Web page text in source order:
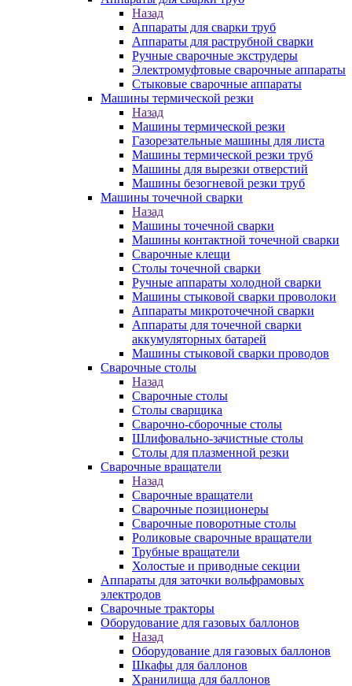
Назад
Аппараты для сварки труб
Аппараты для раструбной сварки
Ручные сварочные экструдеры
Электромуфтовые сварочные аппараты
Стыковые сварочные аппараты
Машины термической резки
Назад
Машины термической резки
Газорезательные машины для листа
Машины термической резки труб
Машины для вырезки отверстий
Машины безогневой резки труб
Машины точечной сварки
Назад
Машины точечной сварки
Машины контактной точечной сварки
Сварочные клещи
Столы точечной сварки
Ручные аппараты холодной сварки
Машины стыковой сварки проволоки
Аппараты микроточечной сварки
Аппараты для точечной сварки
аккумуляторных батарей
Машины стыковой сварки проводов
Сварочные столы
Назад
Сварочные столы
Столы сварщика
Сварочно-сборочные столы
Шлифовально-зачистные столы
Столы для плазменной резки
Сварочные вращатели
Назад
Сварочные вращатели
Сварочные позиционеры
Сварочные поворотные столы
Роликовые сварочные вращатели
Трубные вращатели
Холостые и приводные секции
Аппараты для заточки вольфрамовых
электродов
Сварочные тракторы
Оборудование для газовых баллонов
Назад
Оборудование для газовых баллонов
Шкафы для баллонов
Хранилища для баллонов